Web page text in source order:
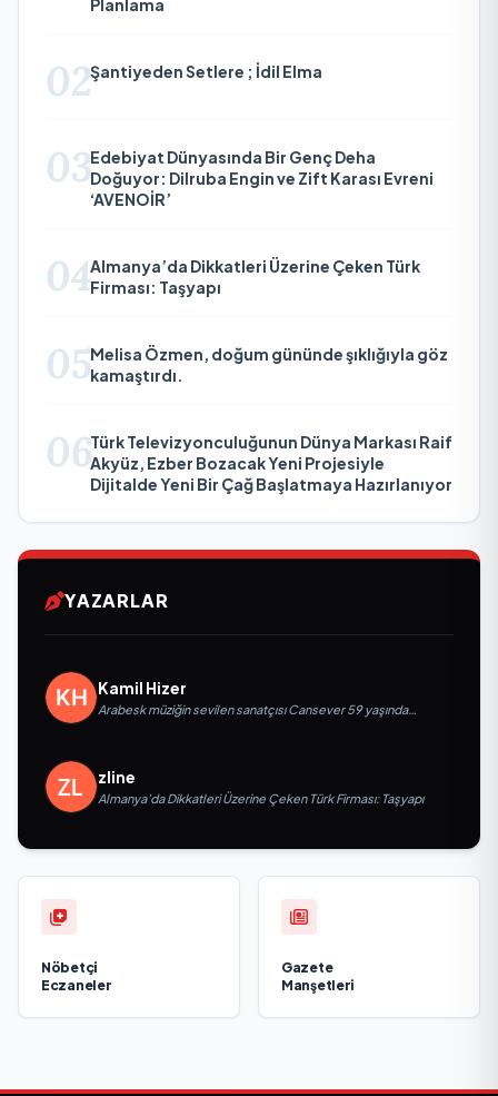
Planlama
02Şantiyeden Setlere ; İdil Elma
03Edebiyat Dünyasında Bir Genç Deha
Doğuyor: Dilruba Engin ve Zift Karası Evreni
‘AVENOİR’
04Almanya’da Dikkatleri Üzerine Çeken Türk
Firması: Taşyapı
05Melisa Özmen, doğum gününde şıklığıyla göz
kamaştırdı.
06Türk Televizyonculuğunun Dünya Markası Raif
Akyüz, Ezber Bozacak Yeni Projesiyle
Dijitalde Yeni Bir Çağ Başlatmaya Hazırlanıyor
YAZARLAR
Kamil Hizer
Arabesk müziğin sevilen sanatçısı Cansever 59 yaşında
zline
Almanya’da Dikkatleri Üzerine Çeken Türk Firması: Taşyapı
Nöbetçi
Eczaneler
Gazete
Manşetleri